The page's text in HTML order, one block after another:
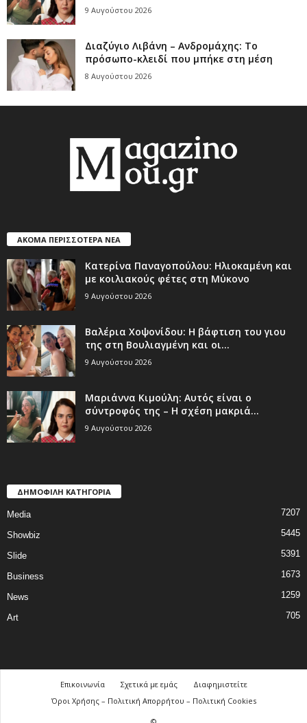
9 Αυγούστου 2026
Διαζύγιο Λιβάνη – Ανδρομάχης: Το
πρόσωπο-κλειδί που μπήκε στη μέση
8 Αυγούστου 2026
ΑΚΟΜΑ ΠΕΡΙΣΣΟΤΕΡΑ ΝΕΑ
Κατερίνα Παναγοπούλου: Ηλιοκαμένη και
με κοιλιακούς φέτες στη Μύκονο
9 Αυγούστου 2026
Βαλέρια Χοψονίδου: Η βάφτιση του γιου
της στη Βουλιαγμένη και οι...
9 Αυγούστου 2026
Μαριάννα Κιμούλη: Αυτός είναι ο
σύντροφός της – Η σχέση μακριά...
9 Αυγούστου 2026
ΔΗΜΟΦΙΛΗ ΚΑΤΗΓΟΡΙΑ
Media 7207
Showbiz 5445
Slide 5391
Business 1673
News 1259
Art 705
Επικοινωνία Σχετικά με εμάς
Διαφημιστείτε
Όροι Χρήσης – Πολιτική Απορρήτου – Πολιτική Cookies